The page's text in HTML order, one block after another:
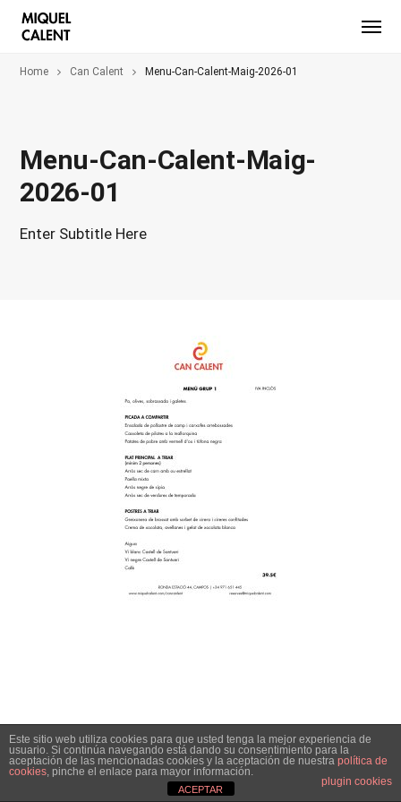
Home Can Calent Menu-Can-Calent-Maig-2026-01
Menu-Can-Calent-Maig-
2026-01
Enter Subtitle Here
Este sitio web utiliza cookies para que usted tenga la mejor experiencia de
usuario. Si continúa navegando está dando su consentimiento para la
aceptación de las mencionadas cookies y la aceptación de nuestra política de
cookies, pinche el enlace para mayor información.
plugin cookies
ACEPTAR